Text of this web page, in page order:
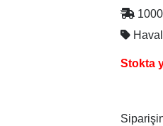
Stokta